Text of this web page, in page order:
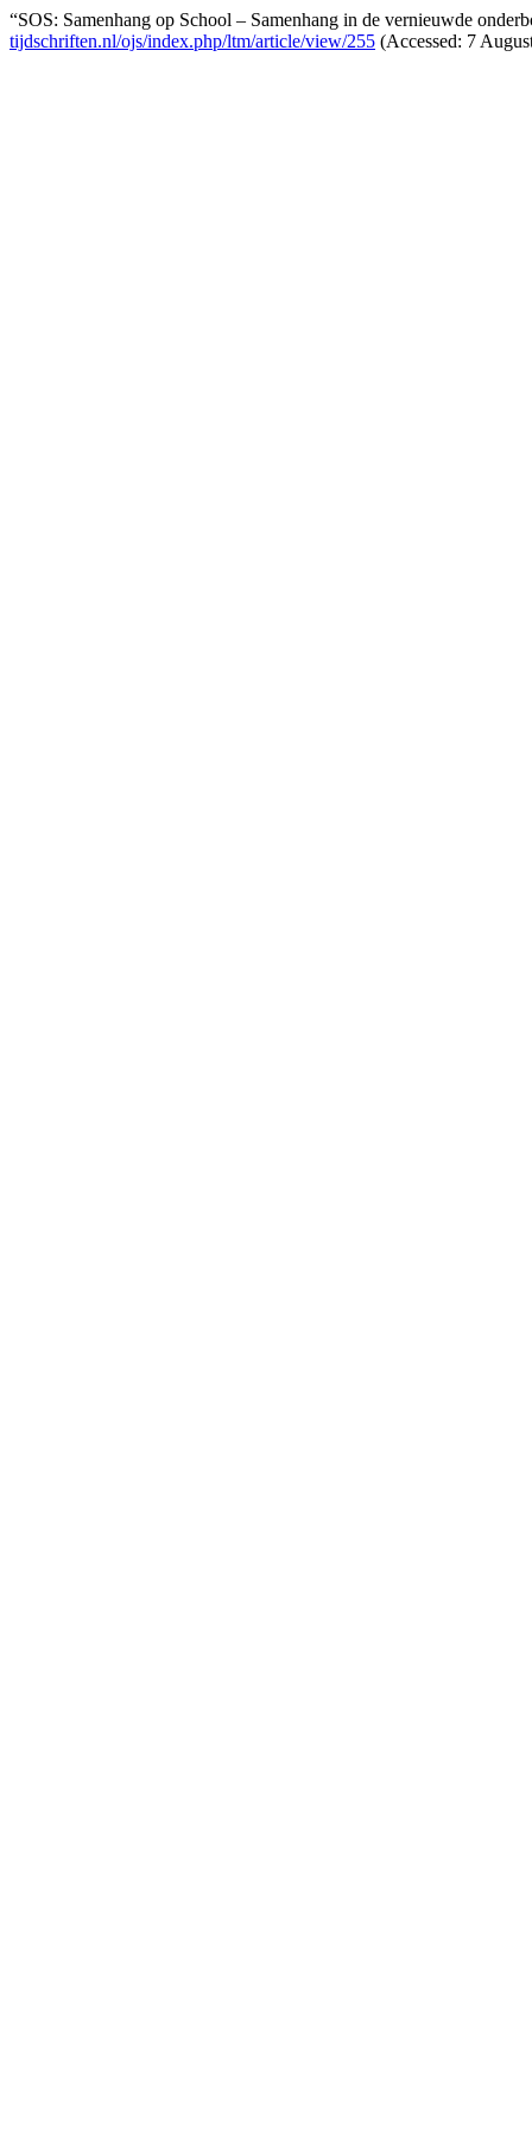
“SOS: Samenhang op School – Samenhang in de vernieuwde
tijdschriften.nl/ojs/index.php/ltm/article/view/255 (Accessed: 7